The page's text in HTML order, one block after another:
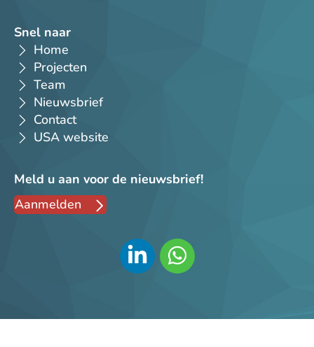
Snel naar
Home
Projecten
Team
Nieuwsbrief
Contact
USA website
Meld u aan voor de nieuwsbrief!
Aanmelden